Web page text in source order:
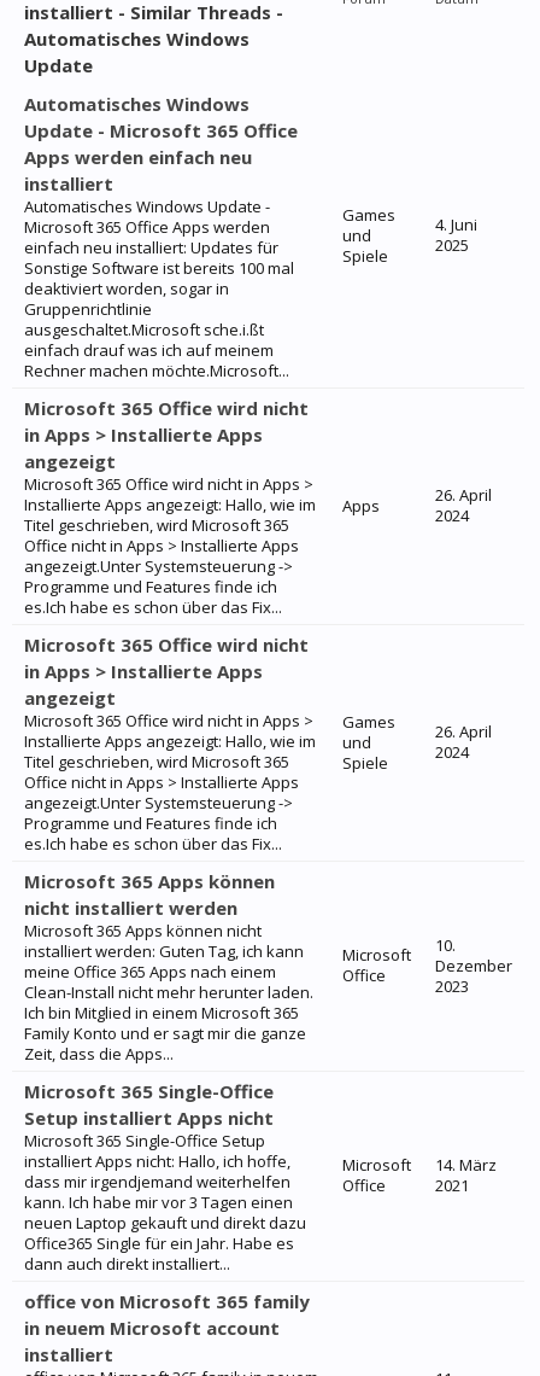
installiert - Similar Threads -
Automatisches Windows
Update
Automatisches Windows
Update - Microsoft 365 Office
Apps werden einfach neu
installiert
Automatisches Windows Update -
Microsoft 365 Office Apps werden
einfach neu installiert: Updates für
Sonstige Software ist bereits 100 mal
deaktiviert worden, sogar in
Gruppenrichtlinie
ausgeschaltet.Microsoft sche.i.ßt
einfach drauf was ich auf meinem
Rechner machen möchte.Microsoft...
Games
und
Spiele
4. Juni
2025
Microsoft 365 Office wird nicht
in Apps > Installierte Apps
angezeigt
Microsoft 365 Office wird nicht in Apps >
Installierte Apps angezeigt: Hallo, wie im
Titel geschrieben, wird Microsoft 365
Office nicht in Apps > Installierte Apps
angezeigt.Unter Systemsteuerung ->
Programme und Features finde ich
es.Ich habe es schon über das Fix...
Apps
26. April
2024
Microsoft 365 Office wird nicht
in Apps > Installierte Apps
angezeigt
Microsoft 365 Office wird nicht in Apps >
Installierte Apps angezeigt: Hallo, wie im
Titel geschrieben, wird Microsoft 365
Office nicht in Apps > Installierte Apps
angezeigt.Unter Systemsteuerung ->
Programme und Features finde ich
es.Ich habe es schon über das Fix...
Games
und
Spiele
26. April
2024
Microsoft 365 Apps können
nicht installiert werden
Microsoft 365 Apps können nicht
installiert werden: Guten Tag, ich kann
meine Office 365 Apps nach einem
Clean-Install nicht mehr herunter laden.
Ich bin Mitglied in einem Microsoft 365
Family Konto und er sagt mir die ganze
Zeit, dass die Apps...
Microsoft
Office
10.
Dezember
2023
Microsoft 365 Single-Office
Setup installiert Apps nicht
Microsoft 365 Single-Office Setup
installiert Apps nicht: Hallo, ich hoffe,
dass mir irgendjemand weiterhelfen
kann. Ich habe mir vor 3 Tagen einen
neuen Laptop gekauft und direkt dazu
Office365 Single für ein Jahr. Habe es
dann auch direkt installiert...
Microsoft
Office
14. März
2021
office von Microsoft 365 family
in neuem Microsoft account
installiert